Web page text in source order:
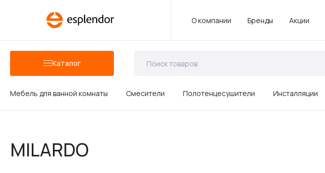
О компании Бренды Акции
Каталог
Аксессуары для ванных комнат Зеркала
Душевые аксессуары
Мебель для ванной комнаты Смесители Полотенцесушители Инсталляции
MILARDO